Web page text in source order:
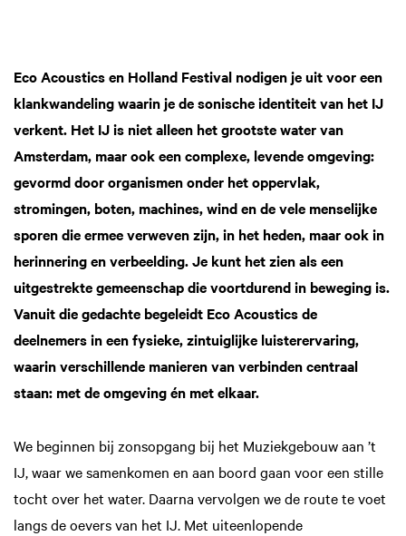
Eco Acoustics en Holland Festival nodigen je uit voor een
klankwandeling waarin je de sonische identiteit van het IJ
verkent. Het IJ is niet alleen het grootste water van
Amsterdam, maar ook een complexe, levende omgeving:
gevormd door organismen onder het oppervlak,
stromingen, boten, machines, wind en de vele menselijke
sporen die ermee verweven zijn, in het heden, maar ook in
herinnering en verbeelding. Je kunt het zien als een
uitgestrekte gemeenschap die voortdurend in beweging is.
Vanuit die gedachte begeleidt Eco Acoustics de
deelnemers in een fysieke, zintuiglijke luisterervaring,
waarin verschillende manieren van verbinden centraal
staan: met de omgeving én met elkaar.
We beginnen bij zonsopgang bij het Muziekgebouw aan ’t
IJ, waar we samenkomen en aan boord gaan voor een stille
tocht over het water. Daarna vervolgen we de route te voet
langs de oevers van het IJ. Met uiteenlopende